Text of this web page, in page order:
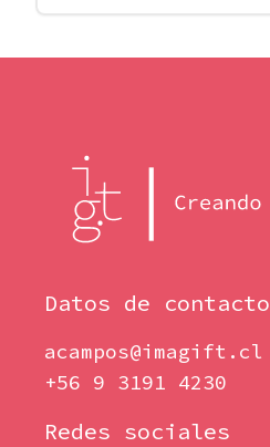
Datos de contacto
acampos@imagift.cl
+56 9 3191 4230
Redes sociales